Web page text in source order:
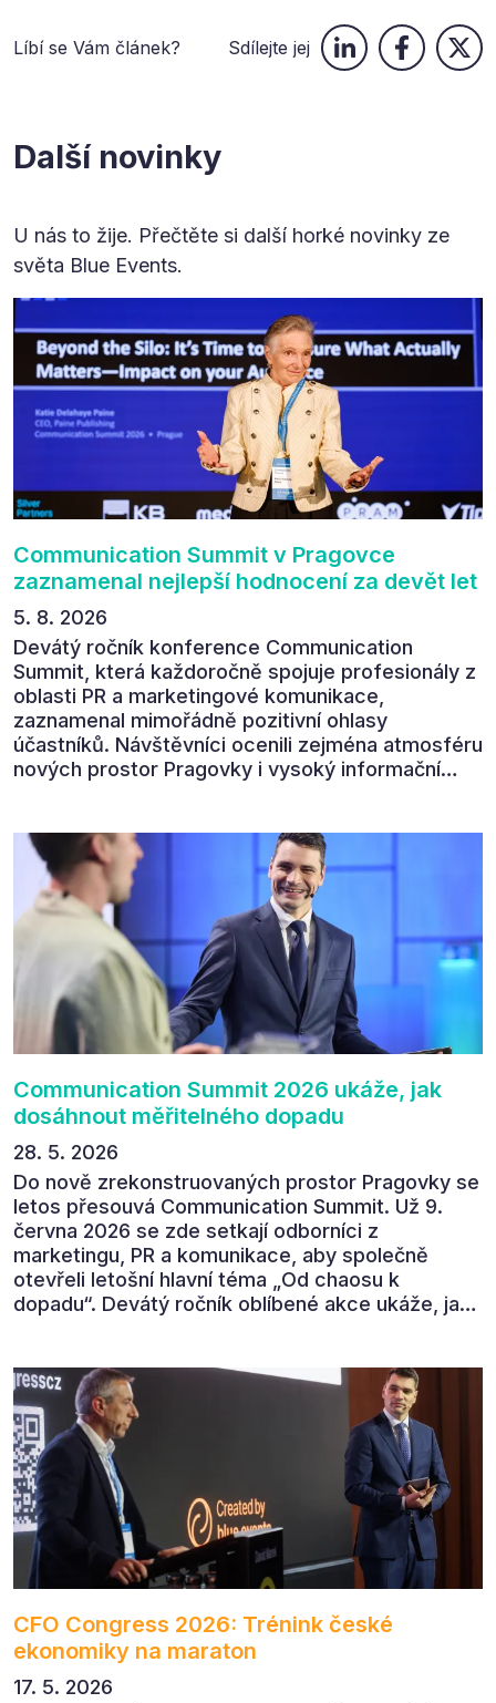
Líbí se Vám článek? Sdílejte jej
Další novinky
U nás to žije. Přečtěte si další horké novinky ze
světa Blue Events.
Communication Summit v Pragovce
zaznamenal nejlepší hodnocení za devět let
5. 8. 2026
Devátý ročník konference Communication
Summit, která každoročně spojuje profesionály z
oblasti PR a marketingové komunikace,
zaznamenal mimořádně pozitivní ohlasy
účastníků. Návštěvníci ocenili zejména atmosféru
nových prostor Pragovky i vysoký informační
zúčastnit i příštího ročníku. „Příjemná konference,
výborný program, hezké prostory, Daniel Stach
absolutně nejlepší moderátor!!!“ Tak shrnul
Communication Summit jeden z 330 účastníků ve
své zpětné vazbě. Ta potvrdila, co bylo slyšet i
cítit po celý 9. červen v Pragovce – že ročník s
tématem „Od chaosu k dopadu“ se skutečně
povedl.
Communication Summit 2026 ukáže, jak
dosáhnout měřitelného dopadu
28. 5. 2026
Do nově zrekonstruovaných prostor Pragovky se
letos přesouvá Communication Summit. Už 9.
června 2026 se zde setkají odborníci z
marketingu, PR a komunikace, aby společně
otevřeli letošní hlavní téma „Od chaosu k
dopadu“. Devátý ročník oblíbené akce ukáže, jak
CFO Congress 2026: Trénink české
ekonomiky na maraton
17. 5. 2026